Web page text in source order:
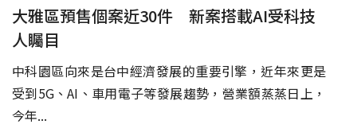
大雅區預售個案近30件 新案搭載AI受科技
人矚目
中科園區向來是台中經濟發展的重要引擎，近年來更是
受到5G、AI、車用電子等發展趨勢，營業額蒸蒸日上，
今年...